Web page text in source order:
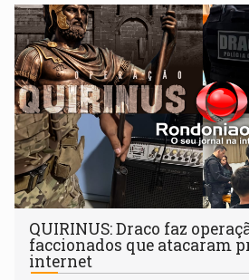
QUIRINUS: Draco faz
faccionados que atacaram
internet